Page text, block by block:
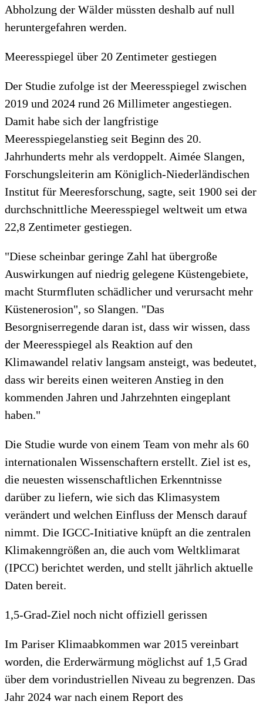
Abholzung der Wälder müssten deshalb auf null
heruntergefahren werden.
Meeresspiegel über 20 Zentimeter gestiegen
Der Studie zufolge ist der Meeresspiegel zwischen
2019 und 2024 rund 26 Millimeter angestiegen.
Damit habe sich der langfristige
Meeresspiegelanstieg seit Beginn des 20.
Jahrhunderts mehr als verdoppelt. Aimée Slangen,
Forschungsleiterin am Königlich-Niederländischen
Institut für Meeresforschung, sagte, seit 1900 sei der
durchschnittliche Meeresspiegel weltweit um etwa
22,8 Zentimeter gestiegen.
"Diese scheinbar geringe Zahl hat übergroße
Auswirkungen auf niedrig gelegene Küstengebiete,
macht Sturmfluten schädlicher und verursacht mehr
Küstenerosion", so Slangen. "Das
Besorgniserregende daran ist, dass wir wissen, dass
der Meeresspiegel als Reaktion auf den
Klimawandel relativ langsam ansteigt, was bedeutet,
dass wir bereits einen weiteren Anstieg in den
kommenden Jahren und Jahrzehnten eingeplant
haben."
Die Studie wurde von einem Team von mehr als 60
internationalen Wissenschaftern erstellt. Ziel ist es,
die neuesten wissenschaftlichen Erkenntnisse
darüber zu liefern, wie sich das Klimasystem
verändert und welchen Einfluss der Mensch darauf
nimmt. Die IGCC-Initiative knüpft an die zentralen
Klimakenngrößen an, die auch vom Weltklimarat
(IPCC) berichtet werden, und stellt jährlich aktuelle
Daten bereit.
1,5-Grad-Ziel noch nicht offiziell gerissen
Im Pariser Klimaabkommen war 2015 vereinbart
worden, die Erderwärmung möglichst auf 1,5 Grad
über dem vorindustriellen Niveau zu begrenzen. Das
Jahr 2024 war nach einem Report des